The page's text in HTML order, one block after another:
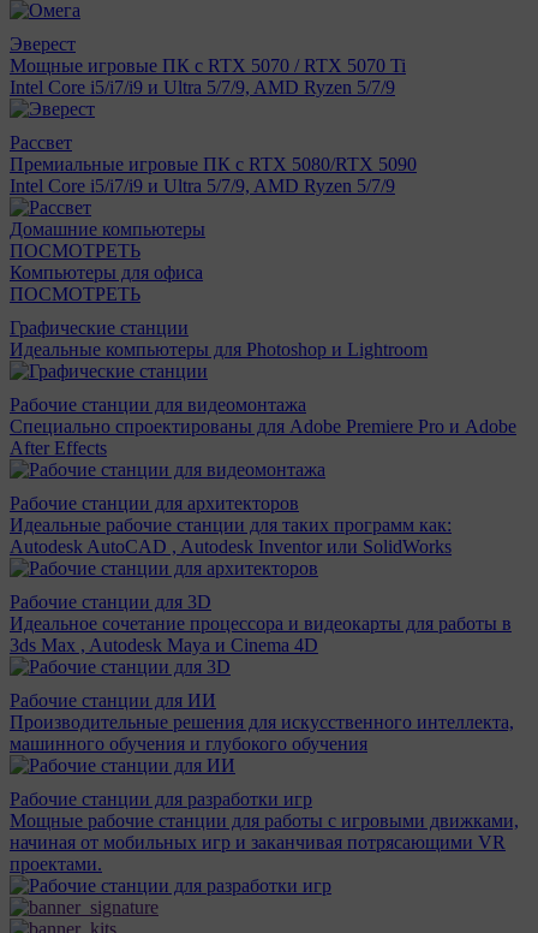
Эверест
Мощные игровые ПК с RTX 5070 / RTX 5070 Ti
Intel Core i5/i7/i9 и Ultra 5/7/9, AMD Ryzen 5/7/9
Рассвет
Премиальные игровые ПК с RTX 5080/RTX 5090
Intel Core i5/i7/i9 и Ultra 5/7/9, AMD Ryzen 5/7/9
Домашние компьютеры
ПОСМОТРЕТЬ
Компьютеры для офиса
ПОСМОТРЕТЬ
Графические станции
Идеальные компьютеры для Photoshop и Lightroom
Рабочие станции для видеомонтажа
Специально спроектированы для Adobe Premiere Pro и Adobe
After Effects
Рабочие станции для архитекторов
Идеальные рабочие станции для таких программ как:
Autodesk AutoCAD , Autodesk Inventor или SolidWorks
Рабочие станции для 3D
Идеальное сочетание процессора и видеокарты для работы в
3ds Max , Autodesk Maya и Cinema 4D
Рабочие станции для ИИ
Производительные решения для искусственного интеллекта,
машинного обучения и глубокого обучения
Рабочие станции для разработки игр
Мощные рабочие станции для работы с игровыми движками,
начиная от мобильных игр и заканчивая потрясающими VR
проектами.